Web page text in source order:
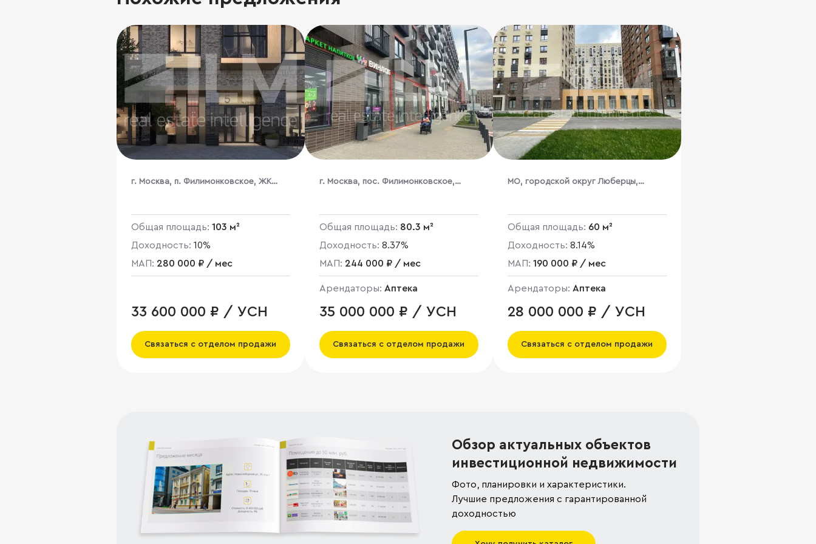
г. Москва, п. Филимонковское, ЖК
Общая площадь: 103 м²
Доходность: 10%
МАП: 280 000 ₽ / мес
33 600 000 ₽ / УСН
Связаться с отделом продажи
г. Москва, пос. Филимонковское,
Общая площадь: 80.3 м²
Доходность: 8.37%
МАП: 244 000 ₽ / мес
Арендаторы: Аптека
35 000 000 ₽ / УСН
Связаться с отделом продажи
МО, городской округ Люберцы,
Общая площадь: 60 м²
Доходность: 8.14%
МАП: 190 000 ₽ / мес
Арендаторы: Аптека
28 000 000 ₽ / УСН
Связаться с отделом продажи
Обзор актуальных объектов
инвестиционной недвижимости
Фото, планировки и характеристики.
Лучшие предложения с гарантированной
доходностью